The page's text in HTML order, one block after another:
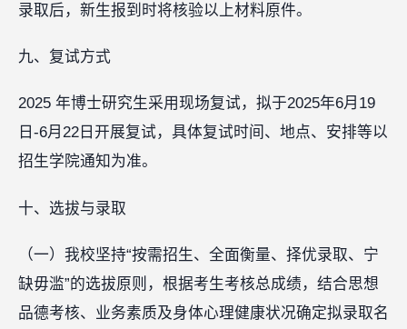
录取后，新生报到时将核验以上材料原件。
九、复试方式
2025 年博士研究生采用现场复试，拟于2025年6月19
日-6月22日开展复试，具体复试时间、地点、安排等以
招生学院通知为准。
十、选拔与录取
（一）我校坚持“按需招生、全面衡量、择优录取、宁
缺毋滥”的选拔原则，根据考生考核总成绩，结合思想
品德考核、业务素质及身体心理健康状况确定拟录取名